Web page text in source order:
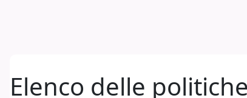
Elenco delle